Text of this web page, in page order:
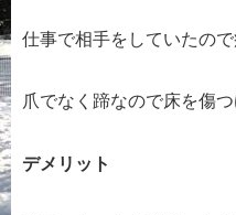
仕事で相手をしていたの
爪でなく蹄なので床を傷
デメリット